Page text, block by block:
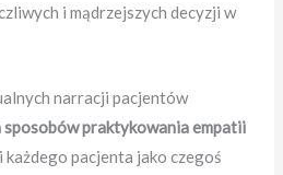
i mądrzejszych decyzji w
narracji pacjentów
praktykowania empatii
pacjenta jako czegoś